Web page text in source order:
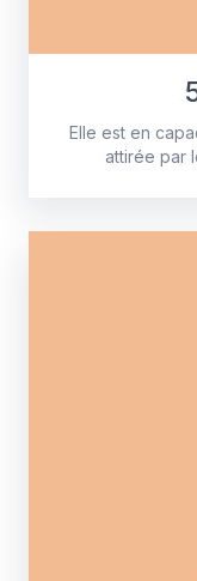
Elle est en
attirée par